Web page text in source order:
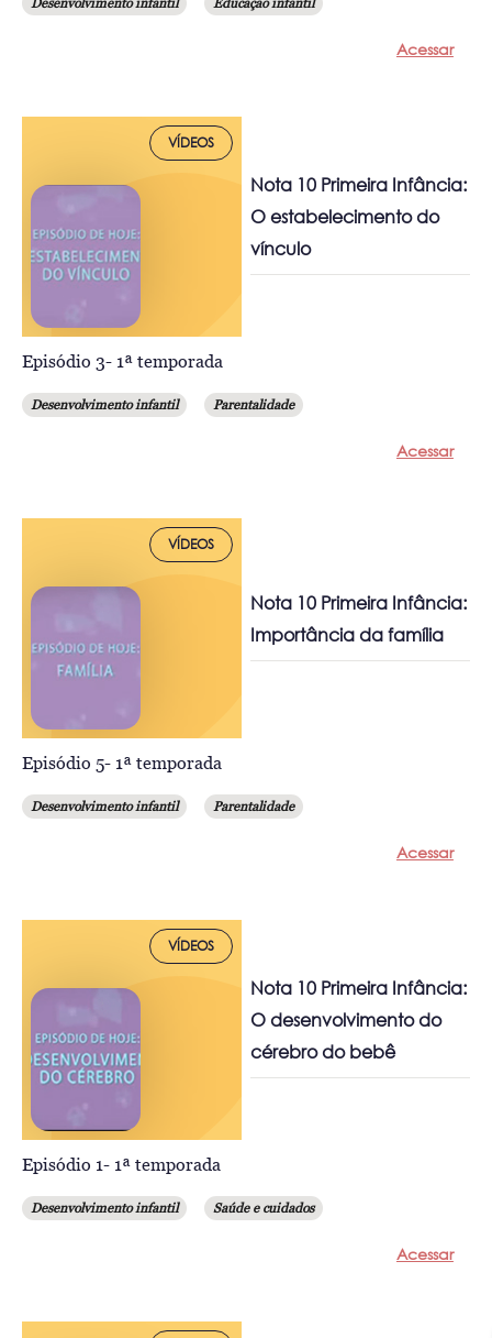
Acessar
VÍDEOS
Nota 10 Primeira Infância:
O estabelecimento do
vínculo
Episódio 3- 1ª temporada
Desenvolvimento infantil Parentalidade
Acessar
VÍDEOS
Nota 10 Primeira Infância:
Importância da família
Episódio 5- 1ª temporada
Desenvolvimento infantil Parentalidade
Acessar
VÍDEOS
Nota 10 Primeira Infância:
O desenvolvimento do
cérebro do bebê
Episódio 1- 1ª temporada
Desenvolvimento infantil Saúde e cuidados
Acessar